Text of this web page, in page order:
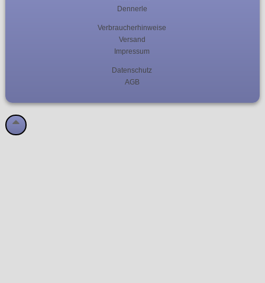
Dennerle
Verbraucherhinweise
Versand
Impressum
Datenschutz
AGB